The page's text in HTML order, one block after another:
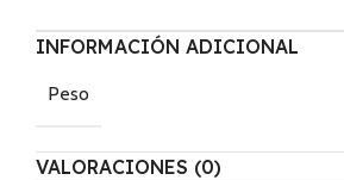
INFORMACIÓN ADICIONAL
Peso
VALORACIONES (0)